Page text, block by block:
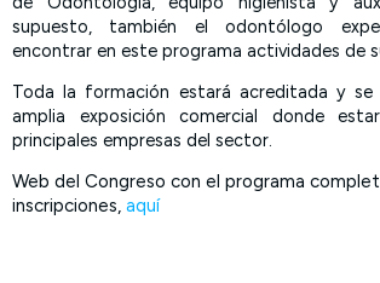
supuesto, también el odontólogo
encontrar en este programa actividades de
Toda la formación estará acreditada y se
amplia exposición comercial donde
principales empresas del sector.
Web del Congreso con el programa
inscripciones, aquí